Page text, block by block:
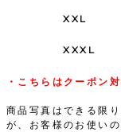
XXL
XXXL
・こちらはクーポン
商品写真はできる限
が、お客様のお使い